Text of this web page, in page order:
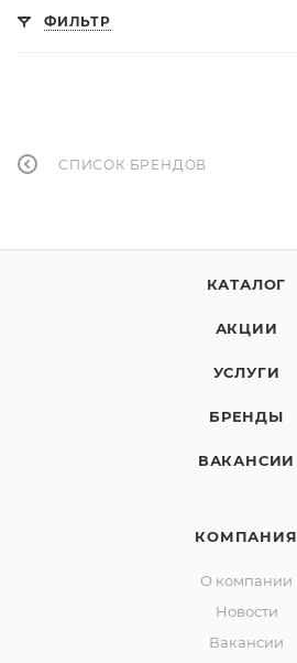
ФИЛЬТР
СПИСОК БРЕНДОВ
КАТАЛОГ
АКЦИИ
УСЛУГИ
БРЕНДЫ
ВАКАНСИИ
КОМПАНИЯ
О компании
Новости
Вакансии